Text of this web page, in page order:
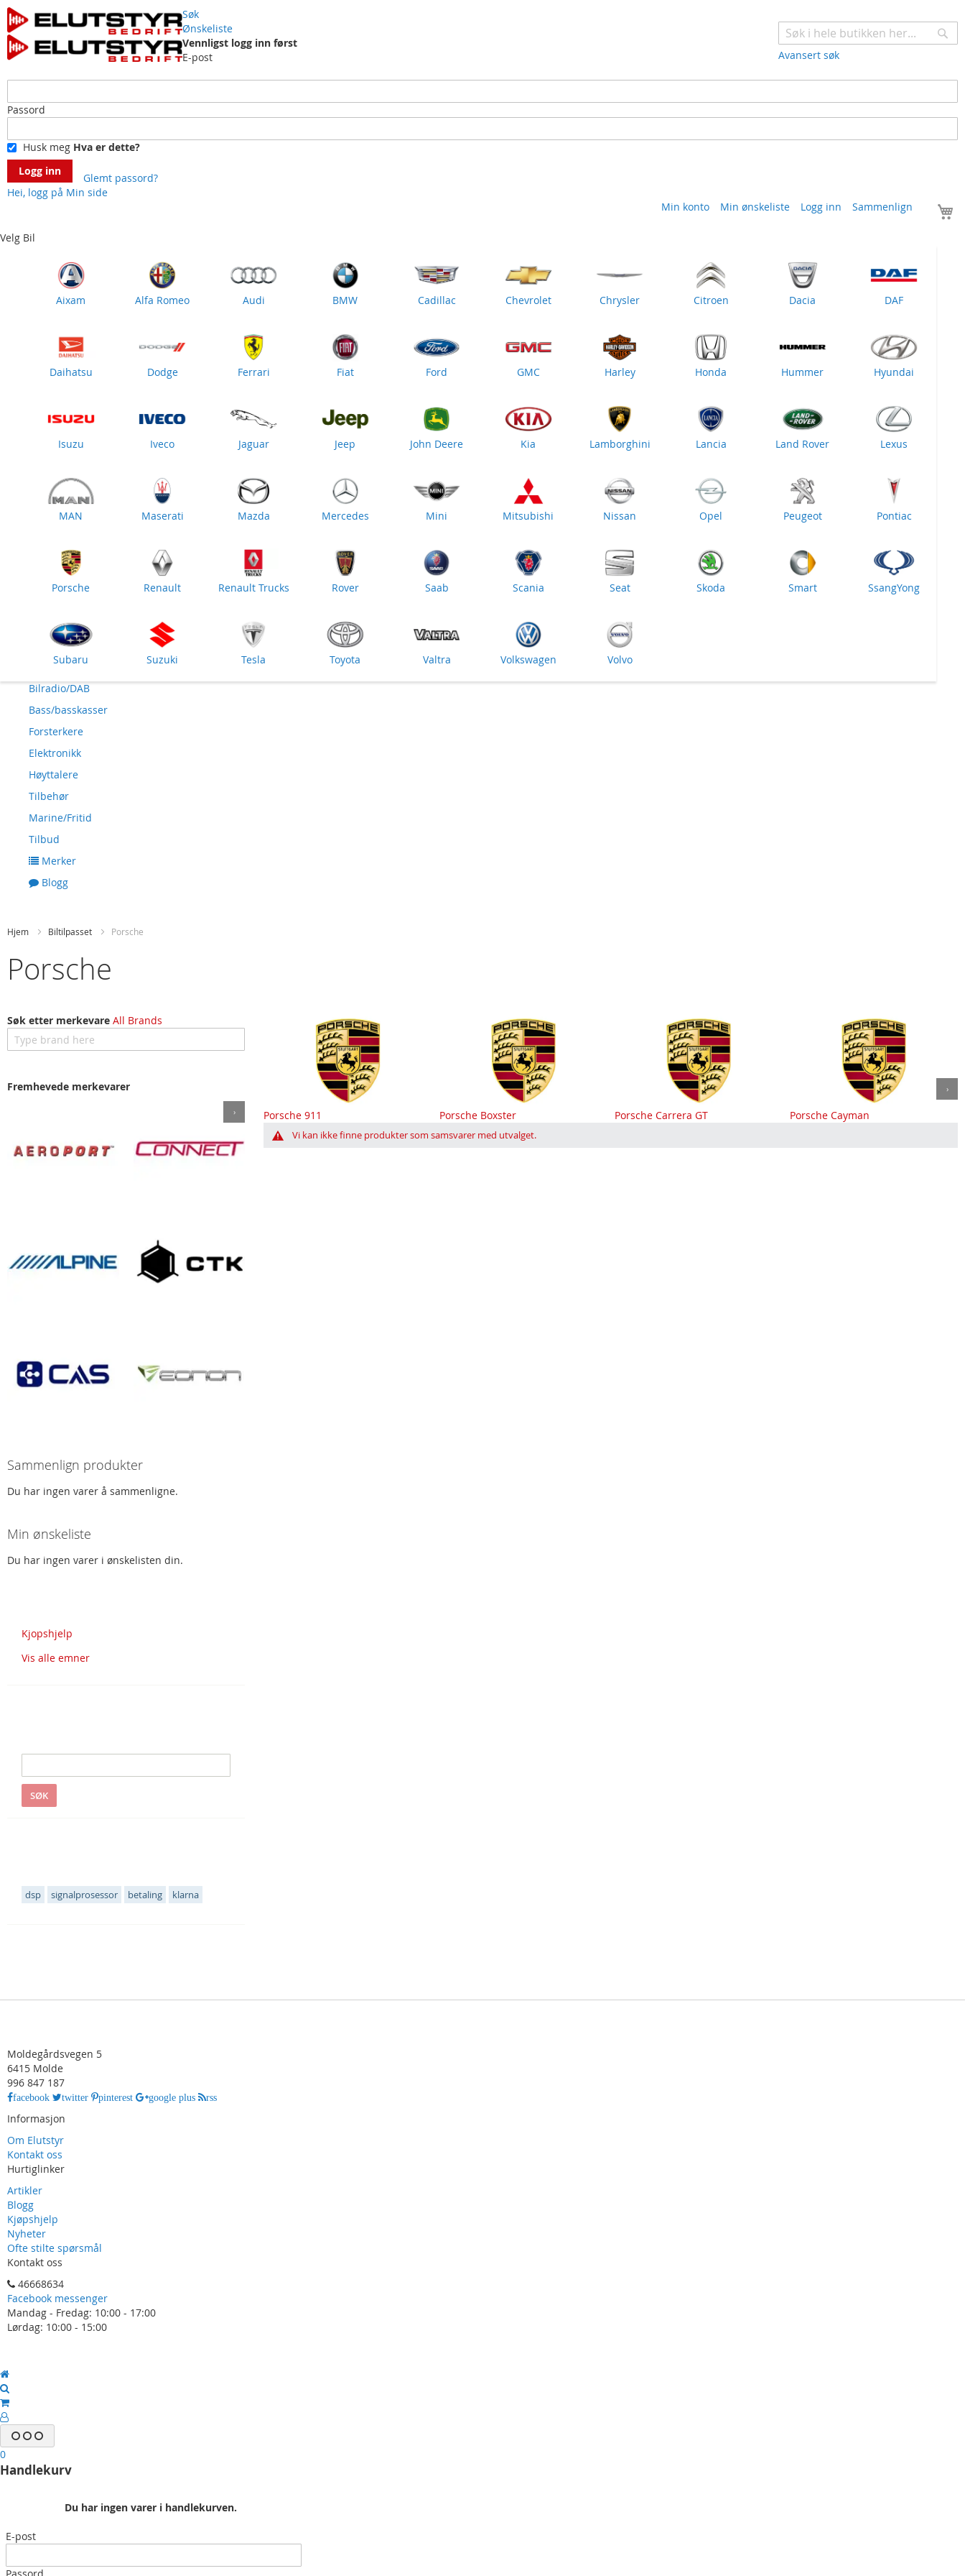
Søk
Avansert søk
Søk
Ønskeliste
Vennligst logg inn først
E-post
Passord
Husk meg Hva er dette?
Logg inn
Glemt passord?
Hei, logg på Min side
Min konto Min ønskeliste Logg inn Sammenlign
Content
Velg Bil
Aixam Alfa Romeo Audi BMW Cadillac Chevrolet Chrysler Citroen Dacia DAF
Daihatsu Dodge Ferrari Fiat Ford GMC Harley Honda Hummer Hyundai
Isuzu Iveco Jaguar Jeep John Deere Kia Lamborghini Lancia Land Rover Lexus
MAN Maserati Mazda Mercedes Mini Mitsubishi Nissan Opel Peugeot Pontiac
Porsche Renault Renault Trucks Rover Saab Scania Seat Skoda Smart SsangYong
Subaru Suzuki Tesla Toyota Valtra Volkswagen Volvo
Bilradio/DAB
Bass/basskasser
Forsterkere
Elektronikk
Høyttalere
Tilbehør
Marine/Fritid
Tilbud
Merker
Blogg
Hjem Biltilpasset Porsche
Porsche
Porsche Boxster Porsche Carrera GT Porsche Cayman Porsche Cayenne
›
Vi kan ikke finne produkter som samsvarer med utvalget.
Søk etter merkevare All Brands
Fremhevede merkevarer
›
Sammenlign produkter
Du har ingen varer å sammenligne.
Min ønskeliste
Du har ingen varer i ønskelisten din.
Kjopshjelp
Vis alle emner
SØK
dsp signalprosessor betaling klarna
Moldegårdsvegen 5
6415 Molde
996 847 187
facebook twitter pinterest google plus rss
Informasjon
Om Elutstyr
Kontakt oss
Hurtiglinker
Artikler
Blogg
Kjøpshjelp
Nyheter
Ofte stilte spørsmål
Kontakt oss
46668634
Facebook messenger
Mandag - Fredag: 10:00 - 17:00
Lørdag: 10:00 - 15:00
0
Handlekurv
Du har ingen varer i handlekurven.
E-post